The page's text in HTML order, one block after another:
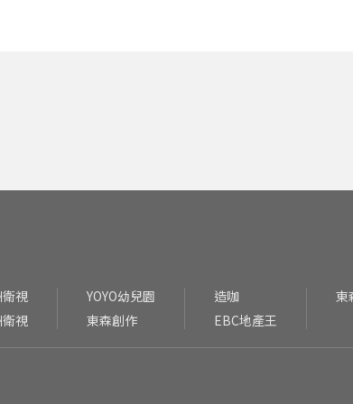
視
視
YOYO幼兒園
東森創作
造咖
EBC地產王
東